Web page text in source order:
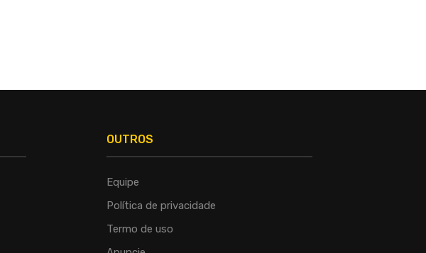
OUTROS
Equipe
Política de privacidade
Termo de uso